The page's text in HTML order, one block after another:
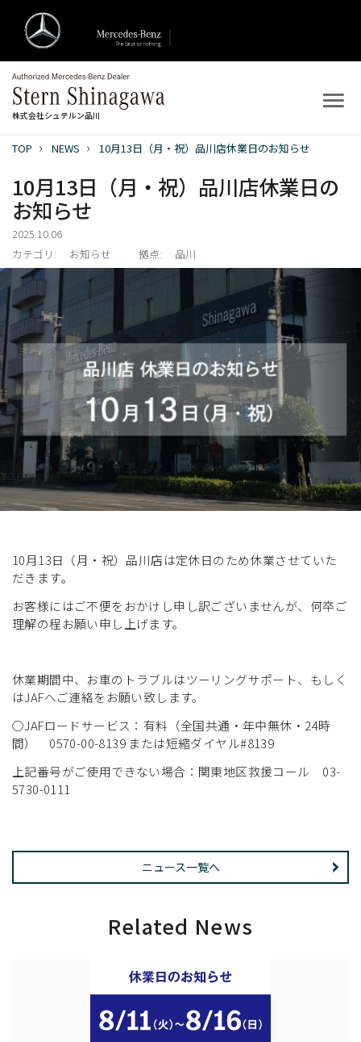
株式会社シュテルン品川
トップ
新着情報
中古車を探す
展示車・試乗車
メンテナンス
企業情報
採用情報
TOP NEWS 10月13日（月・祝）品川店休業日のお知らせ
10月13日（月・祝）品川店休業日の
お知らせ
2025.10.06
カテゴリ:
お知らせ 拠点: 品川
10月13日（月・祝）品川店は定休日のため休業させていた
だきます。
お客様にはご不便をおかけし申し訳ございませんが、何卒ご
理解の程お願い申し上げます。
休業期間中、お車のトラブルはツーリングサポート、もしく
はJAFへご連絡をお願い致します。
○JAFロードサービス：有料（全国共通・年中無休・24時
間） 0570-00-8139 または短縮ダイヤル#8139
上記番号がご使用できない場合：関東地区救援コール 03-
5730-0111
ニュース一覧へ
Related News